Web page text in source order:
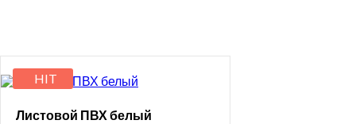
HIT
Листовой ПВХ белый